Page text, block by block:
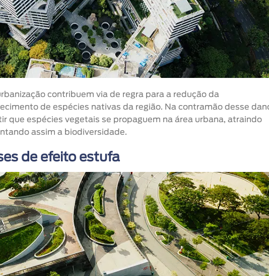
contribuem via de regra para a redução da
de espécies nativas da região. Na contramão desse
que espécies vegetais se propaguem na área urbana, atraindo
assim a biodiversidade.
de efeito estufa